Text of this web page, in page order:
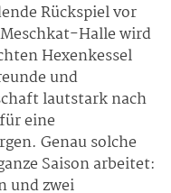
Rückspiel vor
Halle wird
Hexenkessel
und
lautstark nach
eine
Genau solche
Saison arbeitet:
und zwei